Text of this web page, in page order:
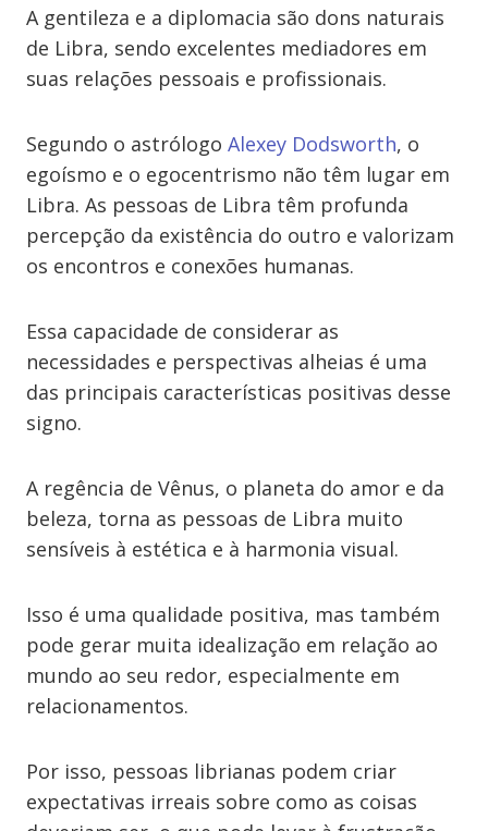
A gentileza e a diplomacia são dons naturais
de Libra, sendo excelentes mediadores em
suas relações pessoais e profissionais.
Segundo o astrólogo Alexey Dodsworth, o
egoísmo e o egocentrismo não têm lugar em
Libra. As pessoas de Libra têm profunda
percepção da existência do outro e valorizam
os encontros e conexões humanas.
Essa capacidade de considerar as
necessidades e perspectivas alheias é uma
das principais características positivas desse
signo.
A regência de Vênus, o planeta do amor e da
beleza, torna as pessoas de Libra muito
sensíveis à estética e à harmonia visual.
Isso é uma qualidade positiva, mas também
pode gerar muita idealização em relação ao
mundo ao seu redor, especialmente em
relacionamentos.
Por isso, pessoas librianas podem criar
expectativas irreais sobre como as coisas